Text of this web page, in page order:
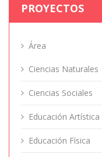
PROYECTOS
Área
Ciencias Naturales
Ciencias Sociales
Educación Artística
Educación Física